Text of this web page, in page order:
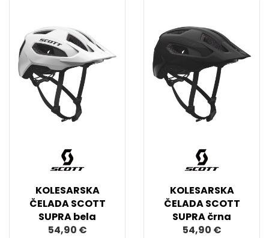
KOLESARSKA
ČELADA SCOTT
SUPRA bela
54,90 €
KOLESARSKA
ČELADA SCOTT
SUPRA črna
54,90 €